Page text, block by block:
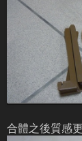
合體之後質感